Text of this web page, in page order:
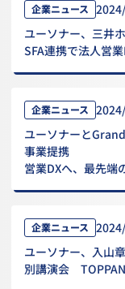
企業ニュース
ユーソナー、三井
SFA連携で法人営
企業ニュース
ユーソナーと
事業提携
営業DXへ、最先端
企業ニュース
ユーソナー、入山
別講演会